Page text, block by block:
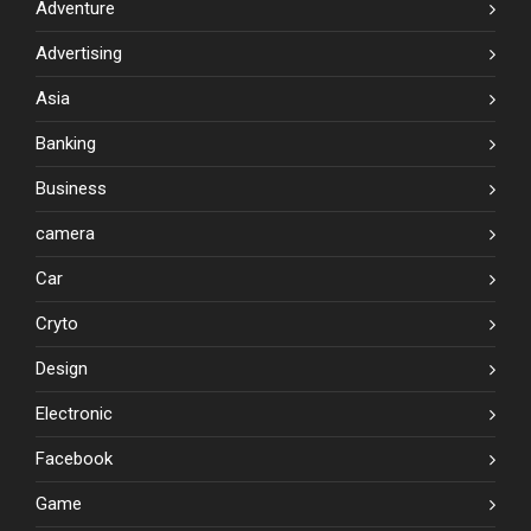
Adventure
Advertising
Asia
Banking
Business
camera
Car
Cryto
Design
Electronic
Facebook
Game